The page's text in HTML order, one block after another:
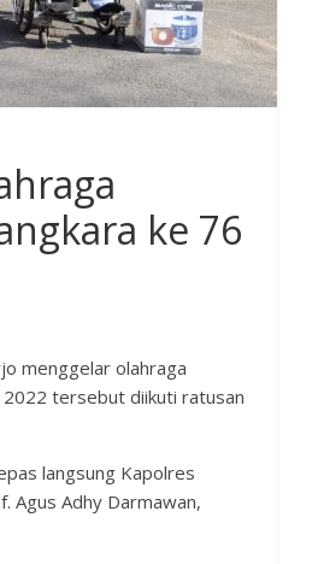
ke 76
menggelar olahraga
2022 tersebut diikuti ratusan
langsung Kapolres
Agus Adhy Darmawan,